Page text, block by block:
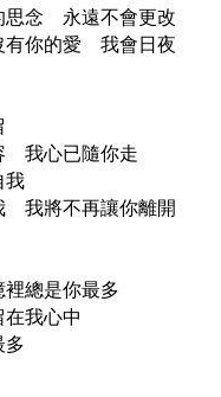
念 永遠不會更改
你的愛 我會日夜
我心已隨你走
我
我將不再讓你離開
總是你最多
我心中